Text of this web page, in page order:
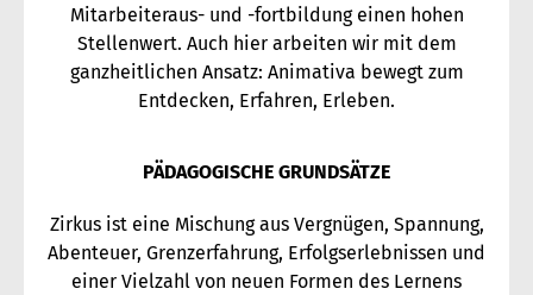
Mitarbeiteraus- und -fortbildung einen hohen
Stellenwert. Auch hier arbeiten wir mit dem
ganzheitlichen Ansatz: Animativa bewegt zum
Entdecken, Erfahren, Erleben.
PÄDAGOGISCHE GRUNDSÄTZE
Zirkus ist eine Mischung aus Vergnügen, Spannung,
Abenteuer, Grenzerfahrung, Erfolgserlebnissen und
einer Vielzahl von neuen Formen des Lernens